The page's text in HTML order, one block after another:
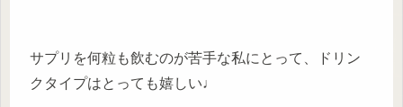
サプリを何粒も飲むのが苦手な私にとって、ドリン
クタイプはとっても嬉しい♩